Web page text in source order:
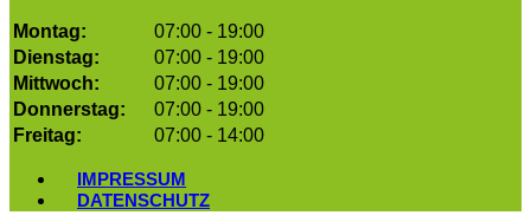
Montag:
07:00 - 19:00
Dienstag:
07:00 - 19:00
Mittwoch:
07:00 - 19:00
Donnerstag:
07:00 - 19:00
Freitag:
07:00 - 14:00
IMPRESSUM
DATENSCHUTZ